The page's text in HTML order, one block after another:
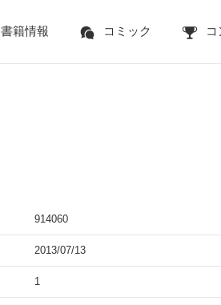
書籍情報 コミック コ
914060
2013/07/13
1